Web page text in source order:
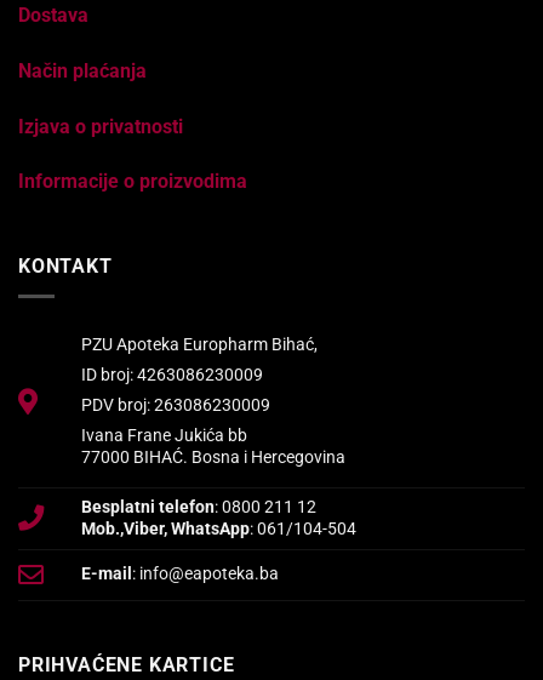
Dostava
Način plaćanja
Izjava o privatnosti
Informacije o proizvodima
KONTAKT
PZU Apoteka Europharm Bihać,
ID broj: 4263086230009
PDV broj: 263086230009
Ivana Frane Jukića bb
77000 BIHAĆ. Bosna i Hercegovina
Besplatni telefon: 0800 211 12
Mob.,Viber, WhatsApp: 061/104-504
E-mail : info@eapoteka.ba
PRIHVAĆENE KARTICE